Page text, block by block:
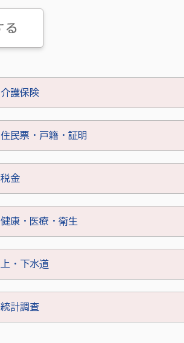
介護保険
住民票・戸籍・証明
税金
健康・医療・衛生
上・下水道
統計調査